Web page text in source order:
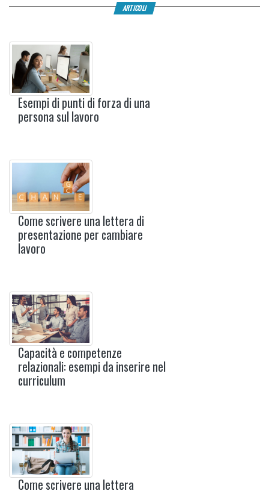
ARTICOLI
Esempi di punti di forza di una
persona sul lavoro
Come scrivere una lettera di
presentazione per cambiare
lavoro
Capacità e competenze
relazionali: esempi da inserire nel
curriculum
Come scrivere una lettera